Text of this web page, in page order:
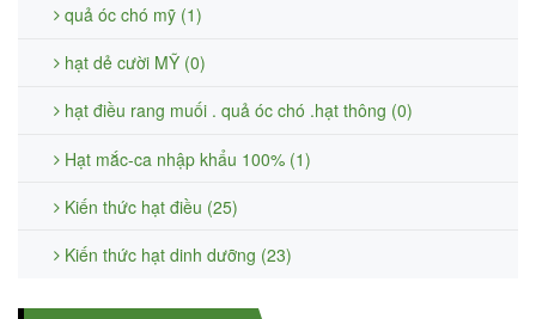
quả óc chó mỹ (1)
hạt dẻ cười MỸ (0)
hạt điều rang muối . quả óc chó .hạt thông (0)
Hạt mắc-ca nhập khẩu 100% (1)
Kiến thức hạt điều (25)
Kiến thức hạt dinh dưỡng (23)